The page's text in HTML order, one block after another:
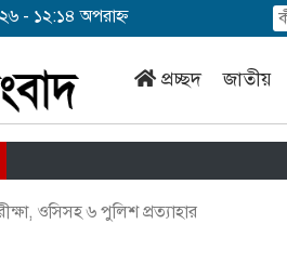
- ১২:১৪ অপরাহ্ন
প্রচ্ছদ জাতীয়
ওসিসহ ৬ পুলিশ প্রত্যাহার